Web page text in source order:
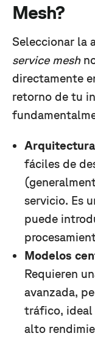
Mesh?
Seleccionar la
service mesh
directamente
retorno de tu
fáciles de
servicio. Es
puede
Modelos
Requieren
avanzada,
tráfico, ideal
alto